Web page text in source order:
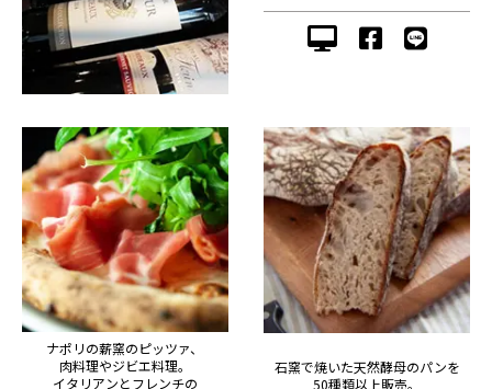
ナポリの薪窯のピッツァ、
肉料理やジビエ料理。
イタリアンとフレンチの
石窯で焼いた天然酵母のパンを
50種類以上販売。